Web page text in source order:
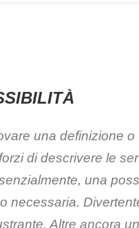
una definizione o
di descrivere le
una
necessaria.
Altre ancora